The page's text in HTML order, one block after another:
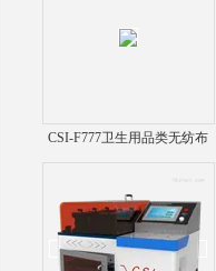
CSI-F777卫生用品类无纺布